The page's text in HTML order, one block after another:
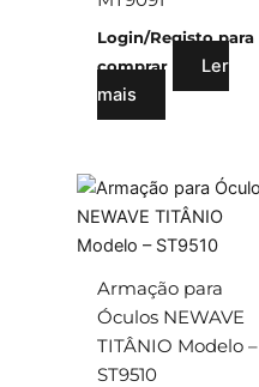
Login/Registo para
comprar
Ler
mais
Armação para
Óculos NEWAVE
TITÂNIO Modelo –
ST9510